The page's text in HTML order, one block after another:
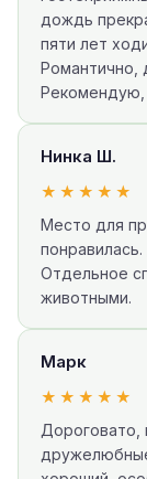
дождь
пяти лет
Романтично,
Рекомендую,
Нинка Ш.
★★★★★
Место для
Отдельное
животными.
Марк
★★★★★
Дороговато,